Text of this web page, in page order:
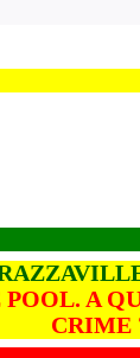
POOL. A
CRIME